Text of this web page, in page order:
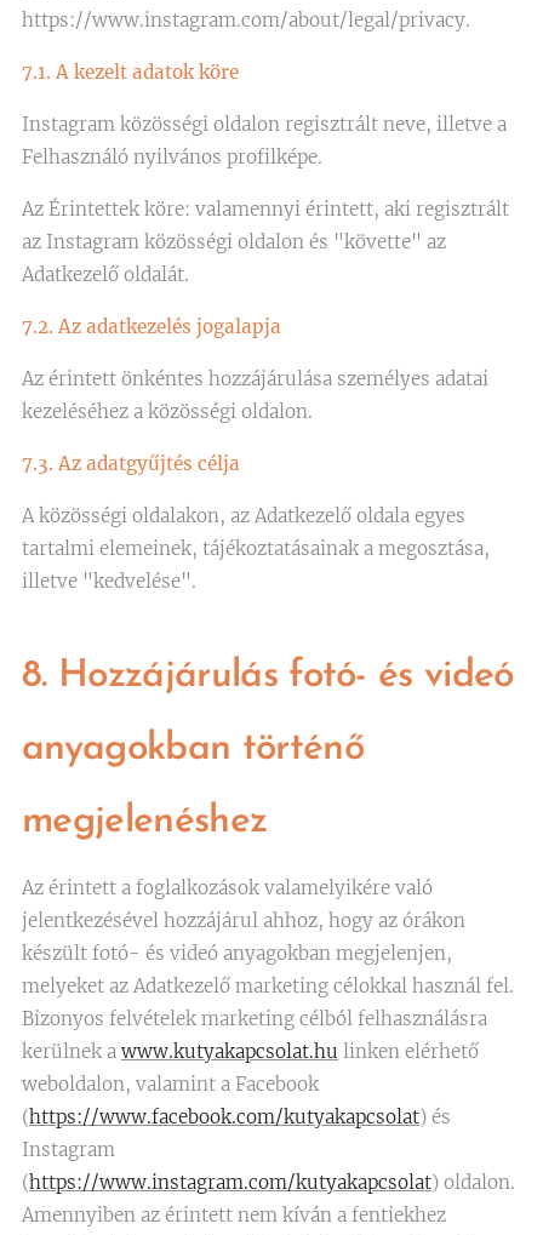
https://www.instagram.com/about/legal/privacy.
7.1. A kezelt adatok köre
Instagram közösségi oldalon regisztrált neve, illetve a
Felhasználó nyilvános profilképe.
Az Érintettek köre: valamennyi érintett, aki regisztrált
az Instagram közösségi oldalon és "követte" az
Adatkezelő oldalát.
7.2. Az adatkezelés jogalapja
Az érintett önkéntes hozzájárulása személyes adatai
kezeléséhez a közösségi oldalon.
7.3. Az adatgyűjtés célja
A közösségi oldalakon, az Adatkezelő oldala egyes
tartalmi elemeinek, tájékoztatásainak a megosztása,
illetve "kedvelése".
8. Hozzájárulás fotó- és videó
anyagokban történő
megjelenéshez
Az érintett a foglalkozások valamelyikére való
jelentkezésével hozzájárul ahhoz, hogy az órákon
készült fotó- és videó anyagokban megjelenjen,
melyeket az Adatkezelő marketing célokkal használ fel.
Bizonyos felvételek marketing célból felhasználásra
kerülnek a www.kutyakapcsolat.hu linken elérhető
weboldalon, valamint a Facebook
(https://www.facebook.com/kutyakapcsolat) és
Instagram
(https://www.instagram.com/kutyakapcsolat) oldalon.
Amennyiben az érintett nem kíván a fentiekhez